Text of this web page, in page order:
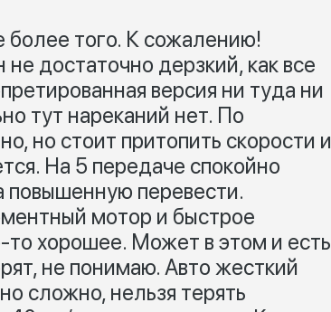
более того. К сожалению!
достаточно дерзкий, как все
версия ни туда ни
тут нареканий нет. По
но стоит притопить скорости и
На 5 передаче спокойно
повышенную перевести.
мотор и быстрое
то хорошее. Может в этом и есть
не понимаю. Авто жесткий
сложно, нельзя терять